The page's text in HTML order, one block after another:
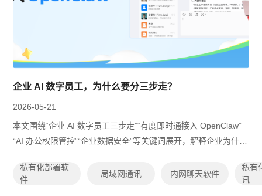
企业 AI 数字员工，为什么要分三步走？
2026-05-21
本文围绕“企业 AI 数字员工三步走”“有度即时通接入 OpenClaw”
“AI 办公权限管控”“企业数据安全”等关键词展开，解释企业为什么
扩展到团队...
私有化部署软
件
局域网通讯 内网聊天软件
私有
讯